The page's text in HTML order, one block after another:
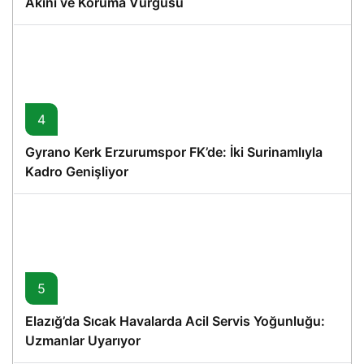
4
Gyrano Kerk Erzurumspor FK’de: İki Surinamlıyla
Kadro Genişliyor
5
Elazığ’da Sıcak Havalarda Acil Servis Yoğunluğu:
Uzmanlar Uyarıyor